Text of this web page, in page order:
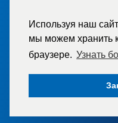
Используя наш
мы можем хранить
браузере. Узнать
2007-2026 © ООО «ТД
информация на сайте
возможности
приобретением и не
437 ГК РФ). Внешний